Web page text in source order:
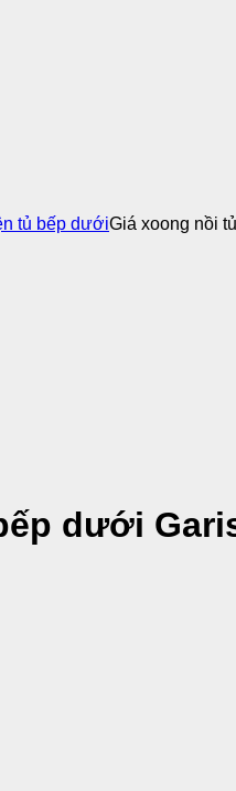
tủ bếp dướiGiá xoong nồi
dưới